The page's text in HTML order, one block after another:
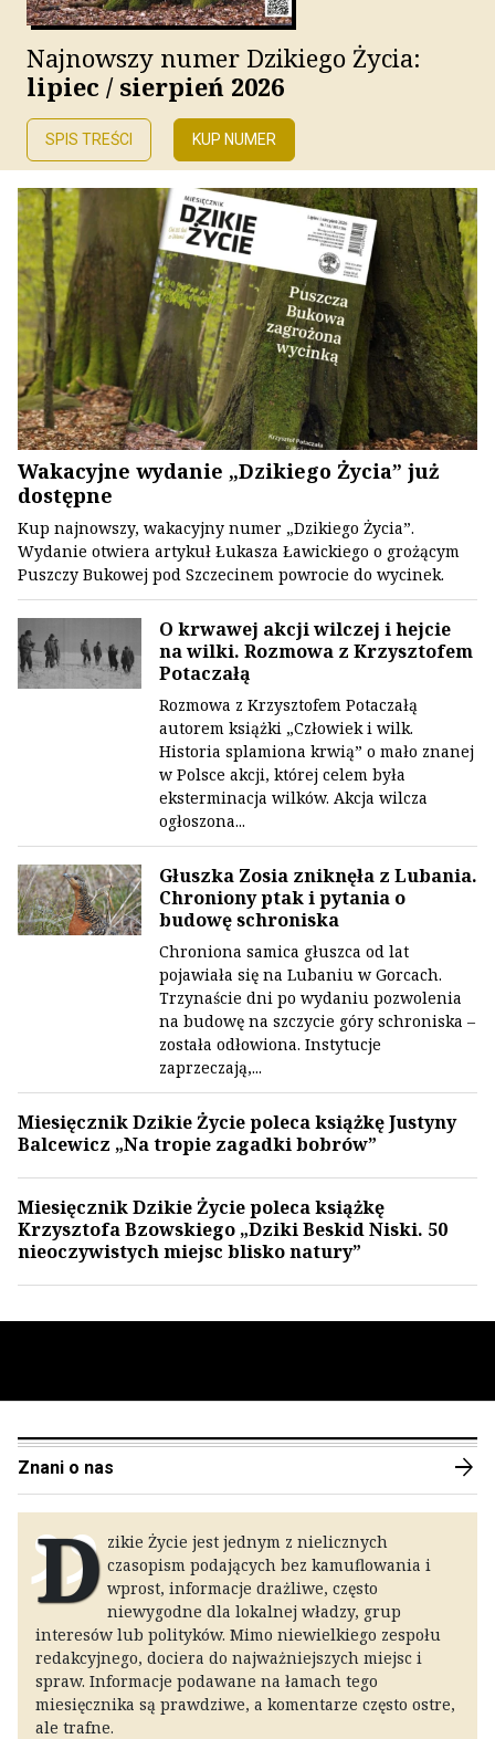
Najnowszy numer Dzikiego Życia:
lipiec / sierpień 2026
SPIS TREŚCI KUP NUMER
Wakacyjne wydanie „Dzikiego Życia” już
dostępne
Kup najnowszy, wakacyjny numer „Dzikiego Życia”.
Wydanie otwiera artykuł Łukasza Ławickiego o grożącym
Puszczy Bukowej pod Szczecinem powrocie do wycinek.
O krwawej akcji wilczej i hejcie
na wilki. Rozmowa z Krzysztofem
Potaczałą
Rozmowa z Krzysztofem Potaczałą
autorem książki „Człowiek i wilk.
Historia splamiona krwią” o mało znanej
w Polsce akcji, której celem była
eksterminacja wilków. Akcja wilcza
ogłoszona...
Głuszka Zosia zniknęła z Lubania.
Chroniony ptak i pytania o
budowę schroniska
Chroniona samica głuszca od lat
pojawiała się na Lubaniu w Gorcach.
Trzynaście dni po wydaniu pozwolenia
na budowę na szczycie góry schroniska –
została odłowiona. Instytucje
zaprzeczają,...
Miesięcznik Dzikie Życie poleca książkę Justyny
Balcewicz „Na tropie zagadki bobrów”
Miesięcznik Dzikie Życie poleca książkę
Krzysztofa Bzowskiego „Dziki Beskid Niski. 50
nieoczywistych miejsc blisko natury”
Znani o nas arrow_forward
D zikie Życie jest jednym z nielicznych
czasopism podających bez kamuflowania i
wprost, informacje drażliwe, często
niewygodne dla lokalnej władzy, grup
interesów lub polityków. Mimo niewielkiego zespołu
redakcyjnego, dociera do najważniejszych miejsc i
spraw. Informacje podawane na łamach tego
miesięcznika są prawdziwe, a komentarze często ostre,
ale trafne.